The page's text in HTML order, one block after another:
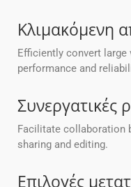
Κλιμακόμενη
Efficiently convert
performance and
Συνεργατικές
Facilitate collaboration
sharing and editing.
Επιλογές